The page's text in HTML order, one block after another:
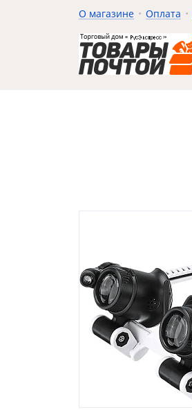
О магазине Оплата